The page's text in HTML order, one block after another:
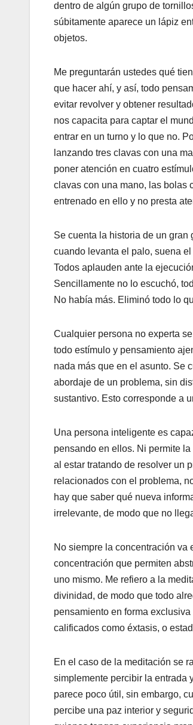
dentro de algún grupo de
súbitamente aparece un lápiz
objetos.
Me preguntarán ustedes qué
que hacer ahí, y así, todo
evitar revolver y obtener
nos capacita para captar el
entrar en un turno y lo que no.
lanzando tres clavas con una
poner atención en cuatro
clavas con una mano, las bolas
entrenado en ello y no presta
Se cuenta la historia de un
cuando levanta el palo, suena
Todos aplauden ante la
Sencillamente no lo escuchó,
No había más. Eliminó todo lo
Cualquier persona no experta
todo estímulo y pensamiento
nada más que en el asunto. Se
abordaje de un problema, sin
sustantivo. Esto corresponde a
Una persona inteligente es
pensando en ellos. Ni permite
al estar tratando de resolver un
relacionados con el problema,
hay que saber qué nueva
irrelevante, de modo que no
No siempre la concentración va
concentración que permiten
uno mismo. Me refiero a la
divinidad, de modo que todo
pensamiento en forma
calificados como éxtasis, o
En el caso de la meditación se
simplemente percibir la entrada
parece poco útil, sin embargo,
percibe una paz interior y